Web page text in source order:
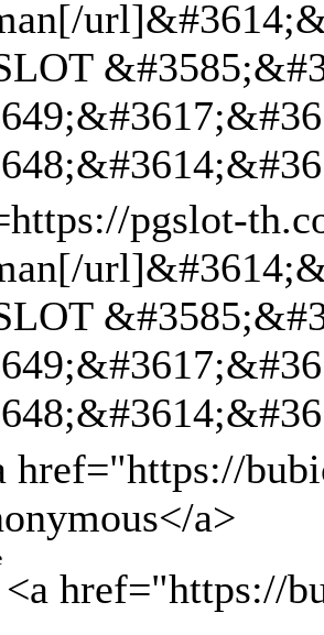
pgslot-
href="https://
a>
<a href="https://